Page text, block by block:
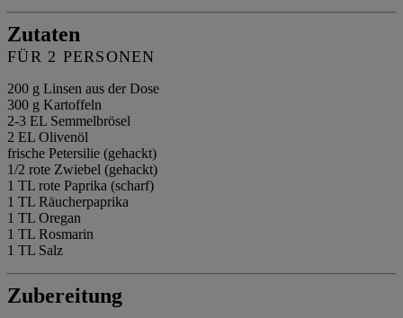
Zutaten
FÜR 2 PERSONEN
200 g Linsen aus der Dose
300 g Kartoffeln
2-3 EL Semmelbrösel
2 EL Olivenöl
frische Petersilie (gehackt)
1/2 rote Zwiebel (gehackt)
1 TL rote Paprika (scharf)
1 TL Räucherpaprika
1 TL Oregan
1 TL Rosmarin
1 TL Salz
Zubereitung